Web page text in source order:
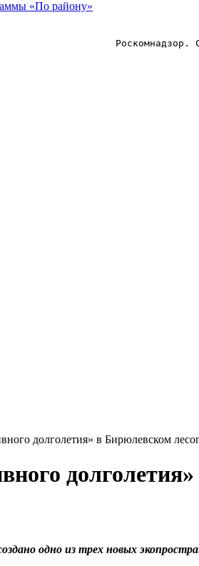
Роскомнадзор.
долголетия» в Бирюлевском
одно из трех новых